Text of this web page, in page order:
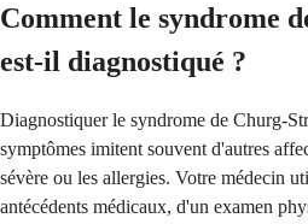
Comment le syndrome
est-il diagnostiqué ?
Diagnostiquer le syndrome de Churg-
symptômes imitent souvent d'autres
sévère ou les allergies. Votre médecin
antécédents médicaux, d'un examen